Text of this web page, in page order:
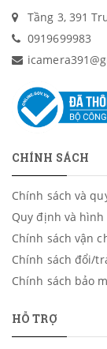
Tầng 3, 391
0919699983
CHÍNH SÁCH
Chính sách và
Quy định và
Chính sách vận
Chính sách đổi/
Chính sách bảo
HỖ TRỢ